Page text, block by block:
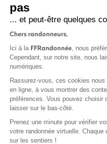
Protection
Politique de
pas
... et peut-être quelques
Chers randonneurs,
Ici à la FFRandonnée, nous
Cependant, sur notre site, nous
numériques.
Rassurez-vous, ces cookies
en ligne, à vous montrer des
préférences. Vous pouvez
laisser sur le bas-côté.
Prenez une minute pour vérifier
votre randonnée virtuelle.
sur les sentiers !